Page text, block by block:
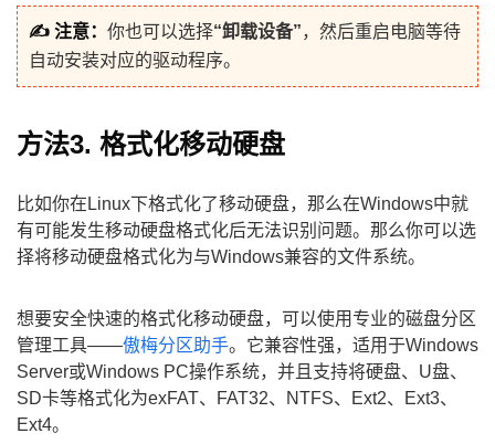
✍ 注意： 你也可以选择“卸载设备”，然后重启电脑等待
自动安装对应的驱动程序。
方法3. 格式化移动硬盘
比如你在Linux下格式化了移动硬盘，那么在Windows中就
有可能发生移动硬盘格式化后无法识别问题。那么你可以选
择将移动硬盘格式化为与Windows兼容的文件系统。
想要安全快速的格式化移动硬盘，可以使用专业的磁盘分区
管理工具——傲梅分区助手。它兼容性强，适用于Windows
Server或Windows PC操作系统，并且支持将硬盘、U盘、
SD卡等格式化为exFAT、FAT32、NTFS、Ext2、Ext3、
Ext4。